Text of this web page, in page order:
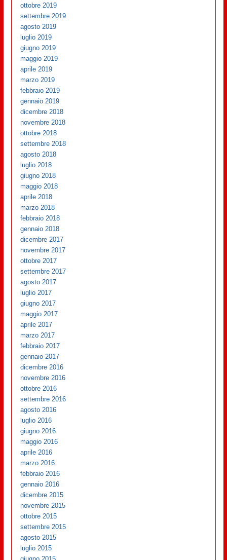
ottobre 2019
settembre 2019
agosto 2019
luglio 2019
giugno 2019
maggio 2019
aprile 2019
marzo 2019
febbraio 2019
gennaio 2019
dicembre 2018
novembre 2018
ottobre 2018
settembre 2018
agosto 2018
luglio 2018
giugno 2018
maggio 2018
aprile 2018
marzo 2018
febbraio 2018
gennaio 2018
dicembre 2017
novembre 2017
ottobre 2017
settembre 2017
agosto 2017
luglio 2017
giugno 2017
maggio 2017
aprile 2017
marzo 2017
febbraio 2017
gennaio 2017
dicembre 2016
novembre 2016
ottobre 2016
settembre 2016
agosto 2016
luglio 2016
giugno 2016
maggio 2016
aprile 2016
marzo 2016
febbraio 2016
gennaio 2016
dicembre 2015
novembre 2015
ottobre 2015
settembre 2015
agosto 2015
luglio 2015